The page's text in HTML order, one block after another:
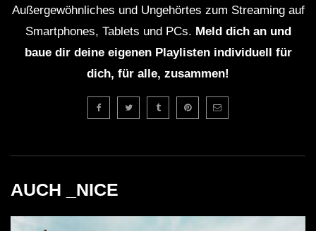
direkt unterstützen. Viele Künstler haben die
Möglichkeit für Spenden. Mit dem Spendenbutton unter
dem Video kannst du z.B. denKlubnetz Dresden e.V.
unterstützen. Definitiv solltest Du Auftritte besuchen
Tracks auf Vinyl!
Außergewöhnliches und Ungehörtes zum Streaming auf
Smartphones, Tablets und PCs. Meld dich an und
baue dir deine eigenen Playlisten individuell für
dich, für alle, zusammen!
AUCH _NICE